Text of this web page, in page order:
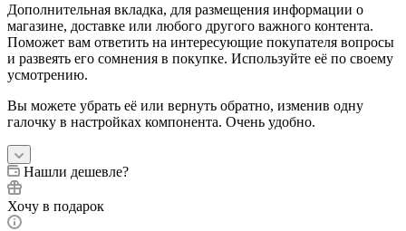
Дополнительная вкладка, для размещения информации о
магазине, доставке или любого другого важного контента.
Поможет вам ответить на интересующие покупателя вопросы
и развеять его сомнения в покупке. Используйте её по своему
усмотрению.
Вы можете убрать её или вернуть обратно, изменив одну
галочку в настройках компонента. Очень удобно.
Нашли дешевле?
Хочу в подарок